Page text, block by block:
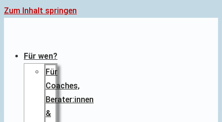
Zum Inhalt springen
Für wen?
Für
Coaches,
Berater:innen
&